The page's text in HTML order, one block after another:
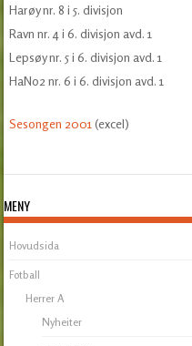
Harøy nr. 8 i 5. divisjon
Ravn nr. 4 i 6. divisjon avd. 1
Lepsøy nr. 5 i 6. divisjon avd. 1
HaNo2 nr. 6 i 6. divisjon avd. 1
Sesongen 2001 (excel)
MENY
Hovudsida
Fotball
Herrer A
Nyheiter